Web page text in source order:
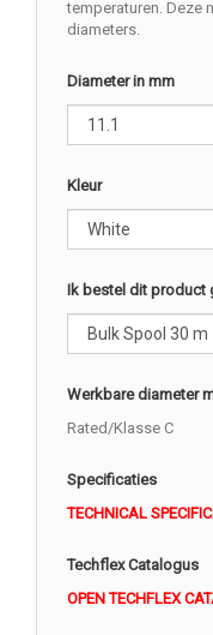
temperaturen. Deze
diameters.
Diameter in mm
Kleur
Ik bestel dit product
Werkbare diameter
Rated/Klasse C
Specificaties
TECHNICAL
Techflex Catalogus
OPEN TECHFLEX